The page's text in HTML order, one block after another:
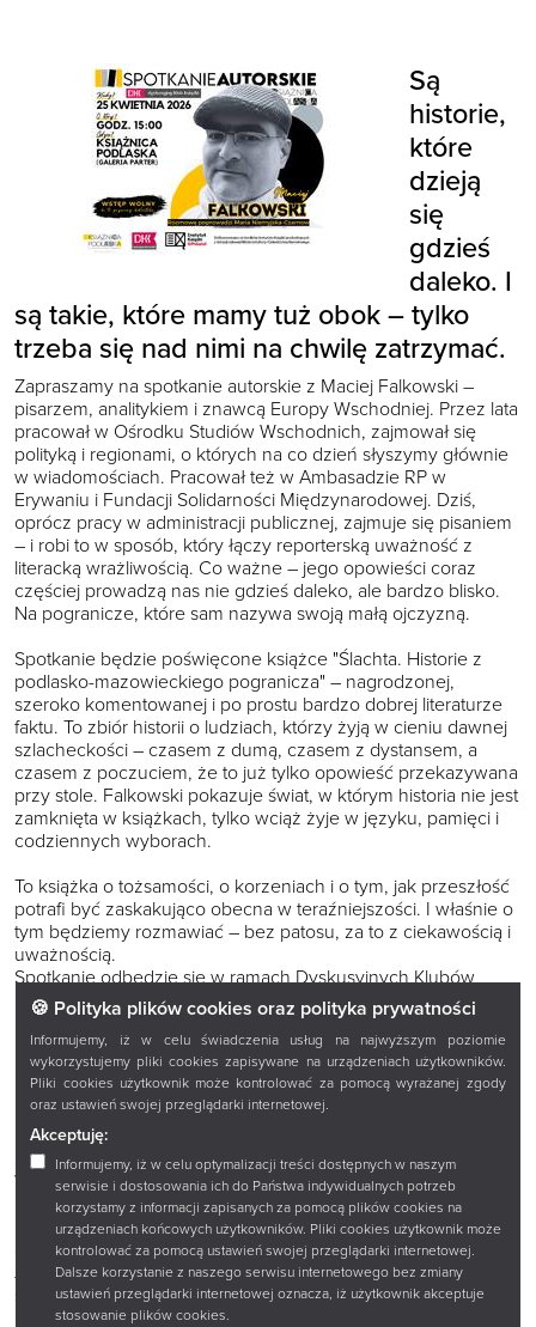
🍪 Polityka plików cookies oraz polityka prywatności
Informujemy, iż w celu świadczenia usług na najwyższym poziomie
wykorzystujemy pliki cookies zapisywane na urządzeniach użytkowników.
Pliki cookies użytkownik może kontrolować za pomocą wyrażanej zgody
oraz ustawień swojej przeglądarki internetowej.
Akceptuję:
Informujemy, iż w celu optymalizacji treści dostępnych w naszym
serwisie i dostosowania ich do Państwa indywidualnych potrzeb
korzystamy z informacji zapisanych za pomocą plików cookies na
urządzeniach końcowych użytkowników. Pliki cookies użytkownik może
kontrolować za pomocą ustawień swojej przeglądarki internetowej.
Dalsze korzystanie z naszego serwisu internetowego bez zmiany
ustawień przeglądarki internetowej oznacza, iż użytkownik akceptuje
stosowanie plików cookies.
Są
historie,
które
dzieją
się
gdzieś
daleko. I
są takie, które mamy tuż obok – tylko
trzeba się nad nimi na chwilę zatrzymać.
Zapraszamy na spotkanie autorskie z Maciej Falkowski –
pisarzem, analitykiem i znawcą Europy Wschodniej. Przez lata
pracował w Ośrodku Studiów Wschodnich, zajmował się
polityką i regionami, o których na co dzień słyszymy głównie
w wiadomościach. Pracował też w Ambasadzie RP w
Erywaniu i Fundacji Solidarności Międzynarodowej. Dziś,
oprócz pracy w administracji publicznej, zajmuje się pisaniem
– i robi to w sposób, który łączy reporterską uważność z
literacką wrażliwością. Co ważne – jego opowieści coraz
częściej prowadzą nas nie gdzieś daleko, ale bardzo blisko.
Na pogranicze, które sam nazywa swoją małą ojczyzną.
Spotkanie będzie poświęcone książce "Ślachta. Historie z
podlasko-mazowieckiego pogranicza" – nagrodzonej,
szeroko komentowanej i po prostu bardzo dobrej literaturze
faktu. To zbiór historii o ludziach, którzy żyją w cieniu dawnej
szlacheckości – czasem z dumą, czasem z dystansem, a
czasem z poczuciem, że to już tylko opowieść przekazywana
przy stole. Falkowski pokazuje świat, w którym historia nie jest
zamknięta w książkach, tylko wciąż żyje w języku, pamięci i
codziennych wyborach.
To książka o tożsamości, o korzeniach i o tym, jak przeszłość
potrafi być zaskakująco obecna w teraźniejszości. I właśnie o
tym będziemy rozmawiać – bez patosu, za to z ciekawością i
uważnością.
Spotkanie odbędzie się w ramach Dyskusyjnych Klubów
Książki – miejsca, gdzie literatura naprawdę staje się
pretekstem do rozmowy.
Sobota, 25 kwietnia
Godzina 15:00
Książnica Podlaska (galeria, parter)
Spotkanie poprowadzi Maria Niemyjska-Czarnow.
Wstęp wolny – jak to w bibliotece.
Dofinansowane ze środków Instytutu Książki pochodzących z
dotacji celowej Ministra Kultury i Dziedzictwa Narodowego.
Jeśli lubisz książki, które zostają w głowie na długo – to
spotkanie jest dla Ciebie.